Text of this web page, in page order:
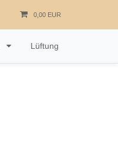
0,00 EUR
Lüftung